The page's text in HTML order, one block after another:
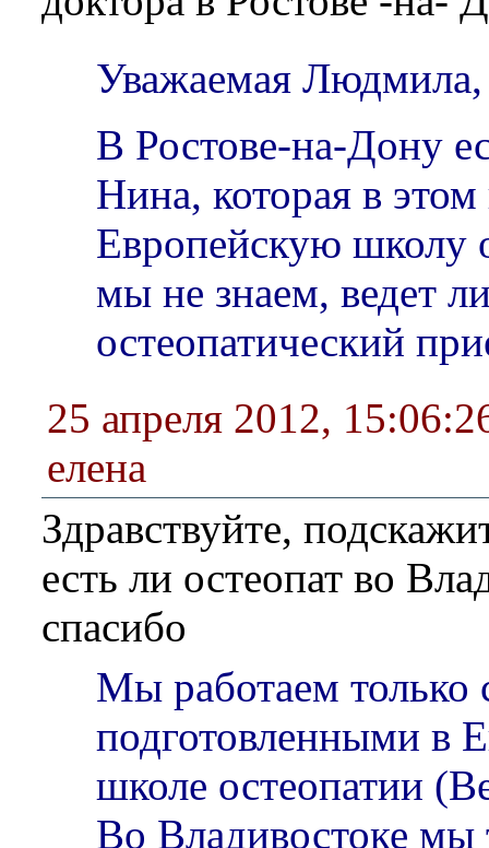
Уважаемая Людмила,
В Ростове-на-Дону
Нина, которая в этом
Европейскую школу
мы не знаем, ведет
остеопатический
25 апреля 2012,
елена
Здравствуйте,
есть ли остеопат во
спасибо
Мы работаем только
подготовленными в
школе остеопатии
Во Владивостоке мы